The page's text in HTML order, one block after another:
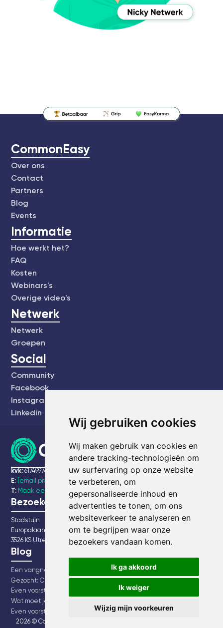
Wij gebruiken cookies
Wij maken gebruik van cookies en
andere tracking-technologieën om
uw surfervaring op onze website
te verbeteren, om
gepersonaliseerde inhoud en
advertenties te tonen, om ons
websiteverkeer te analyseren en
om te begrijpen waar onze
bezoekers vandaan komen.
Ik ga akkoord
Ik weiger
Wijzig mijn voorkeuren
CommonEasy
Over ons
Contact
Partners
Blog
Events
Informatie
Hoe werkt het?
FAQ
Kosten
Webinars's
Overige video's
Netwerk
Netwerk
Groepen
Social
Community
Facebook
Instagram
Linkedin
kvk: 61749974
E: [email protected]
T: Maak een bel afspraak
Bezoekadres
Stadstuin
Europalaan 20
3526 KS Utrecht
Blog
Gezocht: Chief community growth
Even voorstellen… Chantal Verwest
Even voorstellen: Kevin van Zanten
2026 © CommonEasy BV in opdracht van Stichting CommonEasy